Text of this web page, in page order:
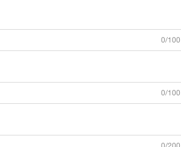
0/100
0/100